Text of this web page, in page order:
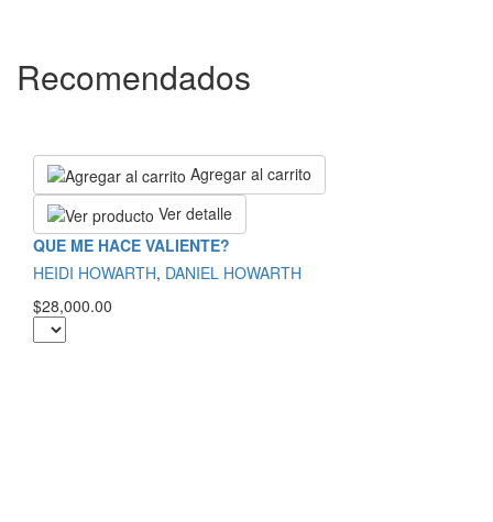
Recomendados
Agregar al carrito
Ver detalle
QUE ME HACE VALIENTE?
HEIDI HOWARTH, DANIEL HOWARTH
$28,000.00